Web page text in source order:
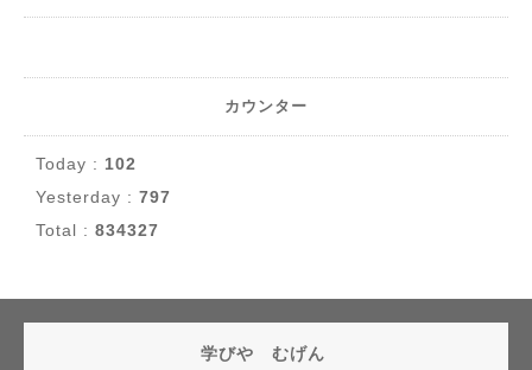
カウンター
Today : 102
Yesterday : 797
Total : 834327
学びや むげん